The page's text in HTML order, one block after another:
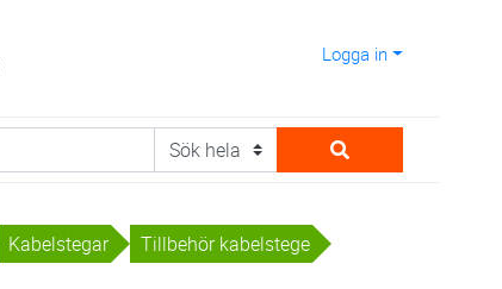
Logga in
Kabelstegar Tillbehör kabelstege